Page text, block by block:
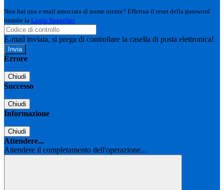
Non hai una e-mail associata al nome utente? Effettua il reset della password
tramite la Login Spaggiari
E-mail inviata, si prega di controllare la casella di posta elettronica!
Errore
Chiudi
Successo
Chiudi
Informazione
Chiudi
Attendere...
Attendere il completamento dell'operazione...